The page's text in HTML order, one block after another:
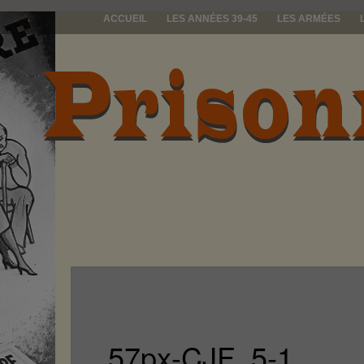
ACCUEIL LES ANNÉES 39-45 LES ARMÉES
prisonniers